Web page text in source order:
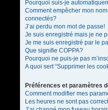
Pourquoi suis-je
Comment empêcher mon
connectés?
J’ai perdu mon mot de passe!
Je suis enregistré mais je ne
Je me suis enregistré par le
Que signifie COPPA?
Pourquoi ne puis-je pas
A quoi sert “Supprimer les
Préférences et paramètres
Comment modifier mes
Les heures ne sont pas